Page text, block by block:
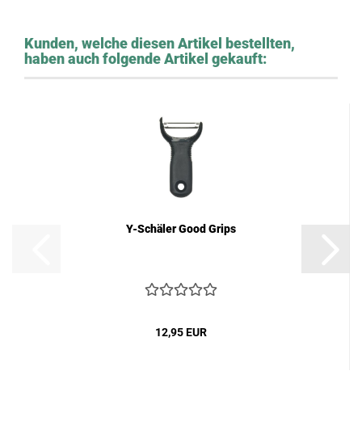
Kunden, welche diesen Artikel bestellten,
haben auch folgende Artikel gekauft:
Y-Schäler Good Grips
12,95 EUR